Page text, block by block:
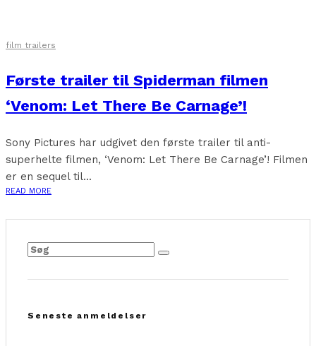
film trailers
Første trailer til Spiderman filmen
‘Venom: Let There Be Carnage’!
Sony Pictures har udgivet den første trailer til anti-
superhelte filmen, ‘Venom: Let There Be Carnage’! Filmen
er en sequel til...
READ MORE
Seneste anmeldelser